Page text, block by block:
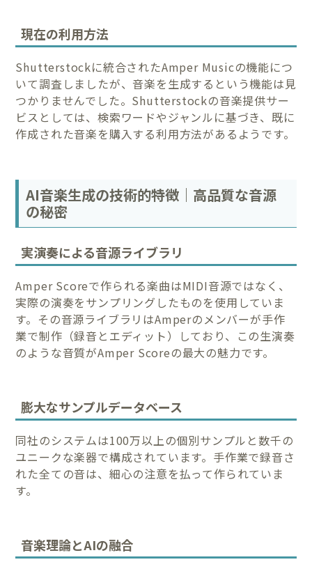
現在の利用方法
Shutterstockに統合されたAmper Musicの機能につ
いて調査しましたが、音楽を生成するという機能は見
つかりませんでした。Shutterstockの音楽提供サー
ビスとしては、検索ワードやジャンルに基づき、既に
作成された音楽を購入する利用方法があるようです。
AI音楽生成の技術的特徴｜高品質な音源
の秘密
実演奏による音源ライブラリ
Amper Scoreで作られる楽曲はMIDI音源ではなく、
実際の演奏をサンプリングしたものを使用していま
す。その音源ライブラリはAmperのメンバーが手作
業で制作（録音とエディット）しており、この生演奏
のような音質がAmper Scoreの最大の魅力です。
膨大なサンプルデータベース
同社のシステムは100万以上の個別サンプルと数千の
ユニークな楽器で構成されています。手作業で録音さ
れた全ての音は、細心の注意を払って作られていま
す。
音楽理論とAIの融合